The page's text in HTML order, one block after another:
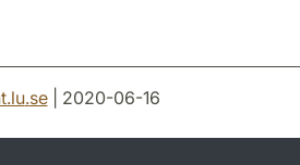
.se| 2020-06-16